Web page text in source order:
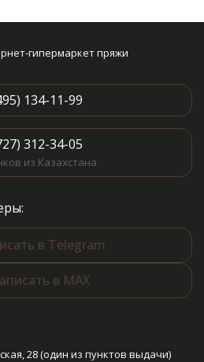
гипермаркет пряжи
134-11-99
312-34-05
из Казахстана
в Telegram
в MAX
28 (один из пунктов выдачи)